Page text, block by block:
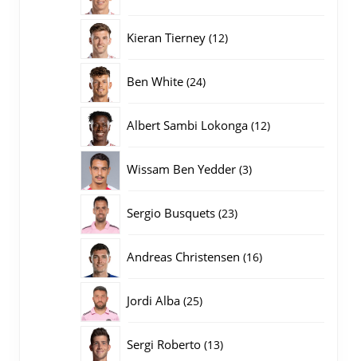
Kieran Tierney 1212
Ben White 2424
Albert Sambi Lokonga 1212
Wissam Ben Yedder 33
Sergio Busquets 2323
Andreas Christensen 1616
Jordi Alba 2525
Sergi Roberto 1313